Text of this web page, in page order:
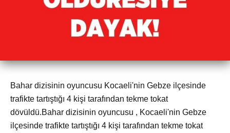
Bahar dizisinin oyuncusu Kocaeli'nin Gebze ilçesinde
trafikte tartıştığı 4 kişi tarafından tekme tokat
dövüldü.Bahar dizisinin oyuncusu , Kocaeli'nin Gebze
ilçesinde trafikte tartıştığı 4 kişi tarafından tekme tokat